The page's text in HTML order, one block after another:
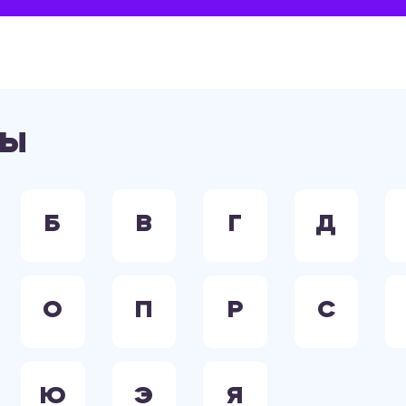
Б В Г Д
О П Р С
Ю Э Я